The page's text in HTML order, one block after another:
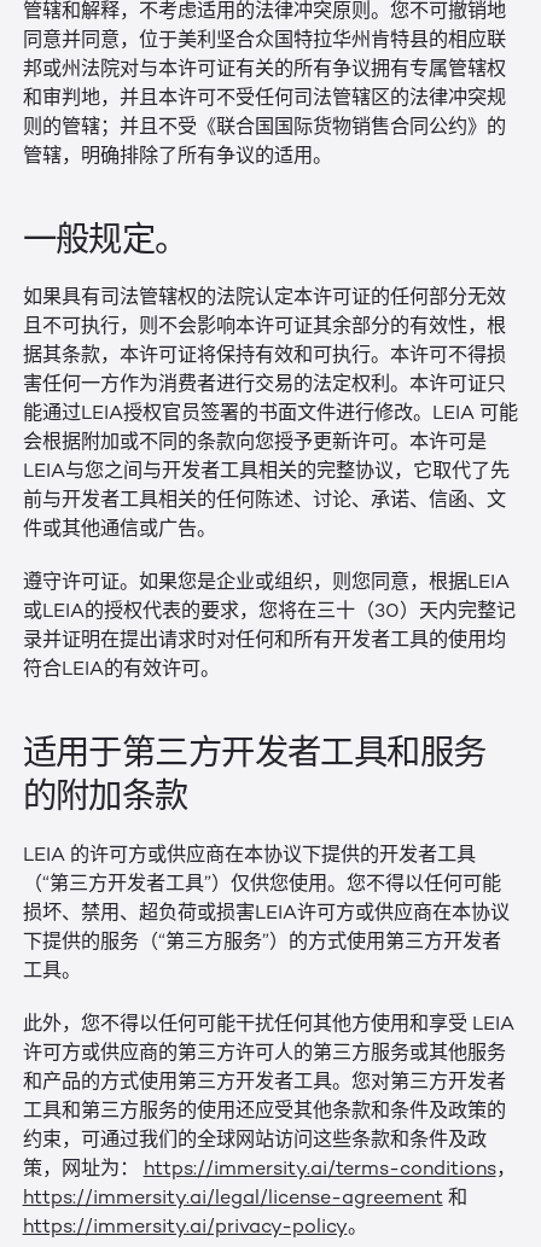
管辖和解释，不考虑适用的法律冲突原则。您不可撤销地
同意并同意，位于美利坚合众国特拉华州肯特县的相应联
邦或州法院对与本许可证有关的所有争议拥有专属管辖权
和审判地，并且本许可不受任何司法管辖区的法律冲突规
则的管辖；并且不受《联合国国际货物销售合同公约》的
管辖，明确排除了所有争议的适用。
一般规定。
如果具有司法管辖权的法院认定本许可证的任何部分无效
且不可执行，则不会影响本许可证其余部分的有效性，根
据其条款，本许可证将保持有效和可执行。本许可不得损
害任何一方作为消费者进行交易的法定权利。本许可证只
能通过LEIA授权官员签署的书面文件进行修改。LEIA 可能
会根据附加或不同的条款向您授予更新许可。本许可是
LEIA与您之间与开发者工具相关的完整协议，它取代了先
前与开发者工具相关的任何陈述、讨论、承诺、信函、文
件或其他通信或广告。
遵守许可证。如果您是企业或组织，则您同意，根据LEIA
或LEIA的授权代表的要求，您将在三十（30）天内完整记
录并证明在提出请求时对任何和所有开发者工具的使用均
符合LEIA的有效许可。
适用于第三方开发者工具和服务
的附加条款
LEIA 的许可方或供应商在本协议下提供的开发者工具
（“第三方开发者工具”）仅供您使用。您不得以任何可能
损坏、禁用、超负荷或损害LEIA许可方或供应商在本协议
下提供的服务（“第三方服务”）的方式使用第三方开发者
工具。
此外，您不得以任何可能干扰任何其他方使用和享受 LEIA
许可方或供应商的第三方许可人的第三方服务或其他服务
和产品的方式使用第三方开发者工具。您对第三方开发者
工具和第三方服务的使用还应受其他条款和条件及政策的
约束，可通过我们的全球网站访问这些条款和条件及政
策，网址为： https://immersity.ai/terms-conditions，
https://immersity.ai/legal/license-agreement和
https://immersity.ai/privacy-policy。